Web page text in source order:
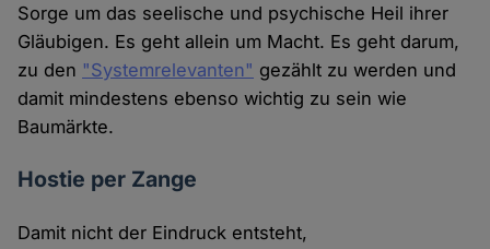
Sorge um das seelische und psychische Heil ihrer
Gläubigen. Es geht allein um Macht. Es geht darum,
zu den "Systemrelevanten" gezählt zu werden und
damit mindestens ebenso wichtig zu sein wie
Baumärkte.
Hostie per Zange
Damit nicht der Eindruck entsteht,